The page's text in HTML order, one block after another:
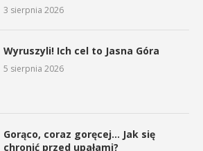
3 sierpnia 2026
Wyruszyli! Ich cel to Jasna Góra
5 sierpnia 2026
Gorąco, coraz goręcej… Jak się
chronić przed upałami?